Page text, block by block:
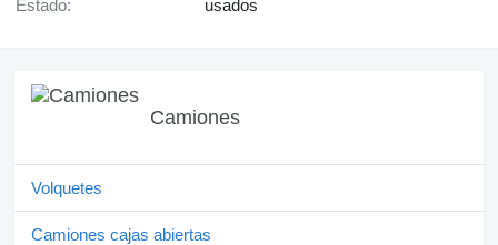
Estado: usados
Camiones
Volquetes
Camiones cajas abiertas